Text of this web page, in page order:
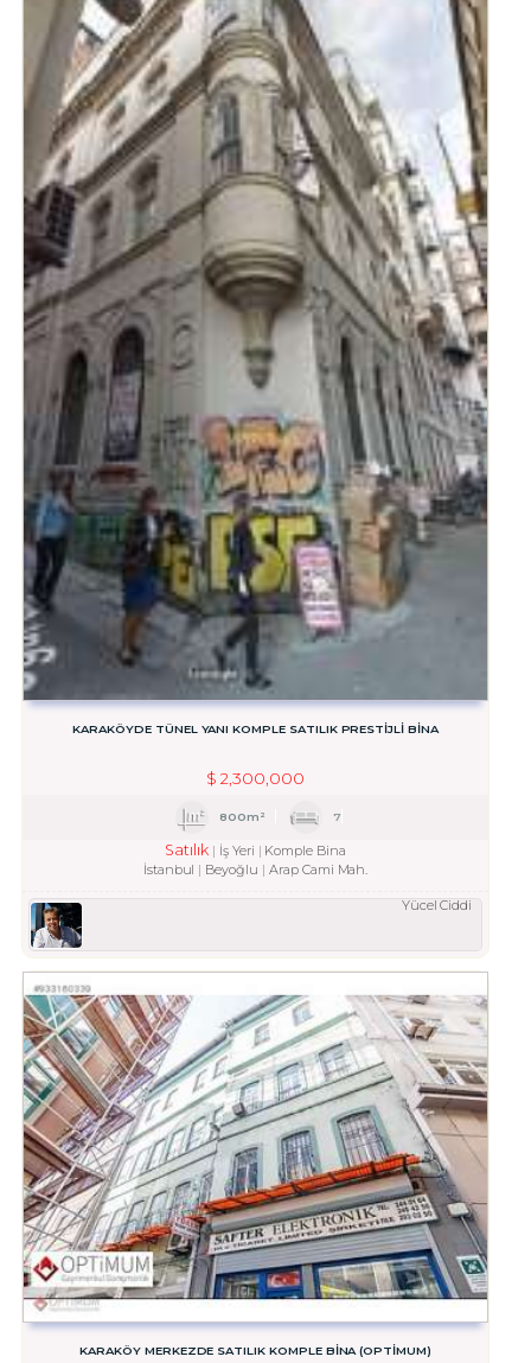
KARAKÖYDE TÜNEL YANI KOMPLE SATILIK PRESTİJLİ BİNA
$ 2,300,000
800m² 7
Satılık İş Yeri
Komple Bina
İstanbul
Beyoğlu Arap Cami Mah.
Yücel Ciddi
KARAKÖY MERKEZDE SATILIK KOMPLE BİNA (OPTİMUM)